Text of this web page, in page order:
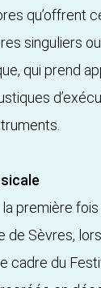
qu’offrent
singuliers
qui prend
première
de Sèvres,
cadre du